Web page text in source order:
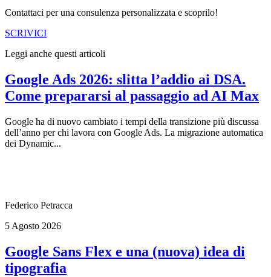
Contattaci per una consulenza personalizzata e scoprilo!
SCRIVICI
Leggi anche questi articoli
Google Ads 2026: slitta l’addio ai DSA.
Come prepararsi al passaggio ad AI Max
Google ha di nuovo cambiato i tempi della transizione più discussa
dell’anno per chi lavora con Google Ads. La migrazione automatica
dei Dynamic...
Federico Petracca
5 Agosto 2026
Google Sans Flex e una (nuova) idea di
tipografia